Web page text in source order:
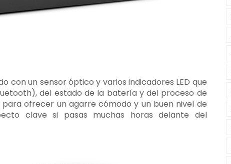
con un sensor óptico y varios indicadores LED que
del estado de la batería y del proceso de
ofrecer un agarre cómodo y un buen nivel de
clave si pasas muchas horas delante del